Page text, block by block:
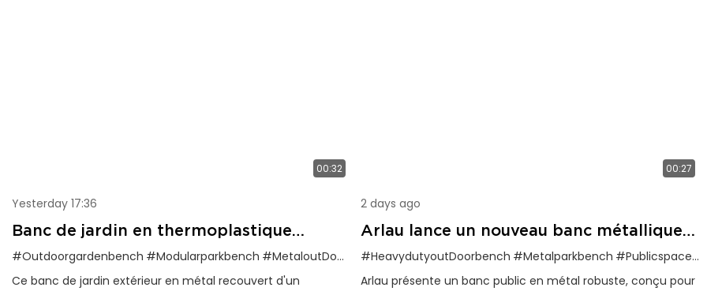
00:32
Yesterday 17:36
Banc de jardin en thermoplastique
résistant aux intempéries pour espaces
extérieurs
#Outdoorgardenbench #Modularparkbench #MetaloutDoorFurniture
#Arlaugustombenches
Ce banc de jardin extérieur en métal recouvert d'un
00:27
2 days ago
Arlau lance un nouveau banc métallique
double face ultra-résistant pour les
espaces publics
#HeavydutyoutDoorbench #Metalparkbench #Publicspacefurniture
Arlau présente un banc public en métal robuste, conçu pour